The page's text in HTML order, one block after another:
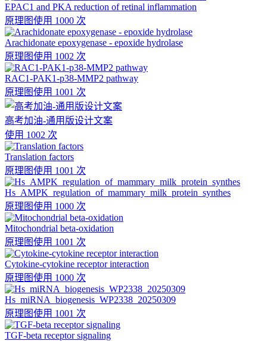
EPAC1 and PKA reduction of retinal inflammation
原理图使用 1000 次
Arachidonate epoxygenase - epoxide hydrolase
原理图使用 1002 次
RAC1-PAK1-p38-MMP2 pathway
原理图使用 1001 次
高考加油-通用版设计文案
使用 1002 次
Translation factors
原理图使用 1001 次
Hs_AMPK_regulation_of_mammary_milk_protein_synthes
原理图使用 1000 次
Mitochondrial beta-oxidation
原理图使用 1001 次
Cytokine-cytokine receptor interaction
原理图使用 1000 次
Hs_miRNA_biogenesis_WP2338_20250309
原理图使用 1001 次
TGF-beta receptor signaling